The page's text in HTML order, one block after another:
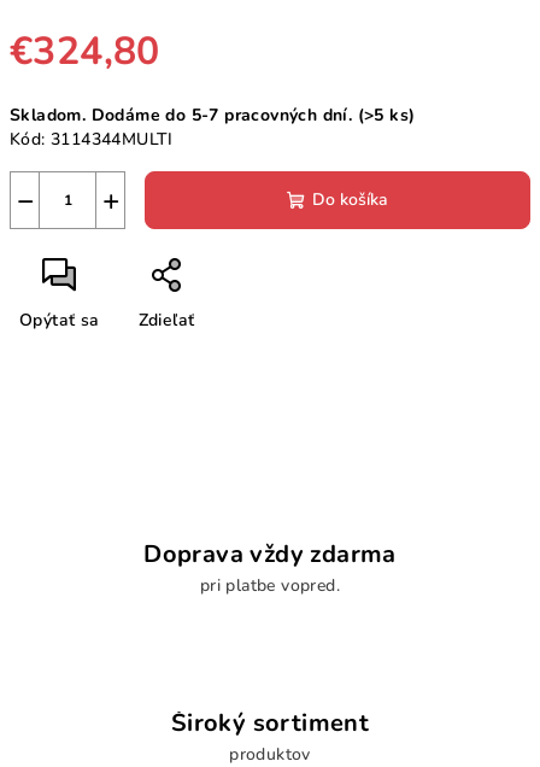
€324,80
cena:
Skladom. Dodáme do 5-7 pracovných dní. (>5 ks)
Kód: 3114344MULTI
+
− Do košíka
Opýtať sa Zdieľať
Doprava vždy zdarma
pri platbe vopred.
Široký sortiment
produktov